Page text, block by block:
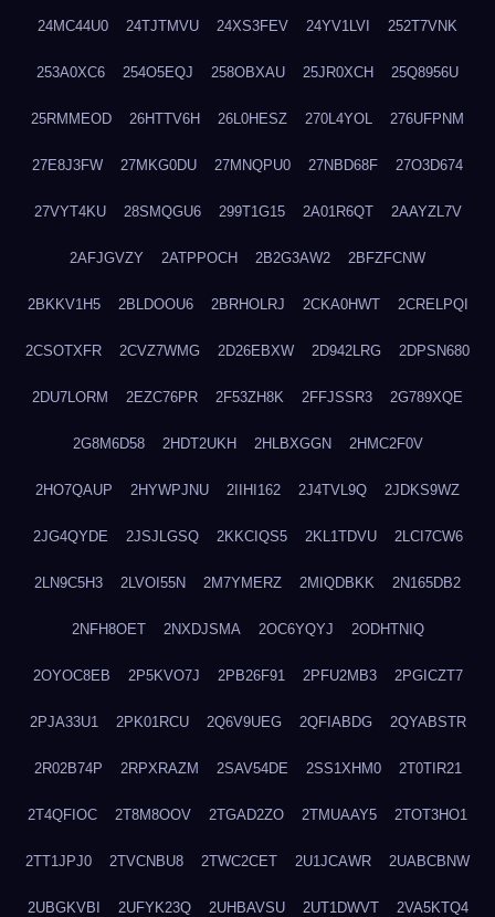
24MC44U0 24TJTMVU 24XS3FEV 24YV1LVI 252T7VNK
253A0XC6 254O5EQJ 258OBXAU 25JR0XCH 25Q8956U
25RMMEOD 26HTTV6H 26L0HESZ 270L4YOL 276UFPNM
27E8J3FW 27MKG0DU 27MNQPU0 27NBD68F 27O3D674
27VYT4KU 28SMQGU6 299T1G15 2A01R6QT 2AAYZL7V
2AFJGVZY 2ATPPOCH 2B2G3AW2 2BFZFCNW
2BKKV1H5 2BLDOOU6 2BRHOLRJ 2CKA0HWT 2CRELPQI
2CSOTXFR 2CVZ7WMG 2D26EBXW 2D942LRG 2DPSN680
2DU7LORM 2EZC76PR 2F53ZH8K 2FFJSSR3 2G789XQE
2G8M6D58 2HDT2UKH 2HLBXGGN 2HMC2F0V
2HO7QAUP 2HYWPJNU 2IIHI162 2J4TVL9Q 2JDKS9WZ
2JG4QYDE 2JSJLGSQ 2KKCIQS5 2KL1TDVU 2LCI7CW6
2LN9C5H3 2LVOI55N 2M7YMERZ 2MIQDBKK 2N165DB2
2NFH8OET 2NXDJSMA 2OC6YQYJ 2ODHTNIQ
2OYOC8EB 2P5KVO7J 2PB26F91 2PFU2MB3 2PGICZT7
2PJA33U1 2PK01RCU 2Q6V9UEG 2QFIABDG 2QYABSTR
2R02B74P 2RPXRAZM 2SAV54DE 2SS1XHM0 2T0TIR21
2T4QFIOC 2T8M8OOV 2TGAD2ZO 2TMUAAY5 2TOT3HO1
2TT1JPJ0 2TVCNBU8 2TWC2CET 2U1JCAWR 2UABCBNW
2UBGKVBI 2UFYK23Q 2UHBAVSU 2UT1DWVT 2VA5KTQ4